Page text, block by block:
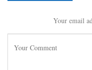
Your email